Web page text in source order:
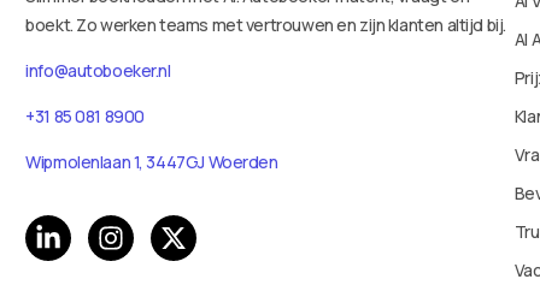
boekt. Zo werken teams met vertrouwen en zijn klanten altijd bij.
info@autoboeker.nl
+31 85 081 8900
Wipmolenlaan 1, 3447GJ Woerden
AI